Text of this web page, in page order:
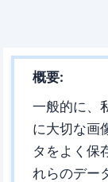
概要:
一般的に、
に大切な画
タをよく保
れらのデー